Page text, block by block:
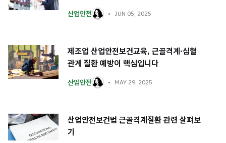
산업안전 JUN 05, 2025
제조업 산업안전보건교육, 근골격계·심혈
관계 질환 예방이 핵심입니다
산업안전 MAY 29, 2025
산업안전보건법 근골격계질환 관련 살펴보
기